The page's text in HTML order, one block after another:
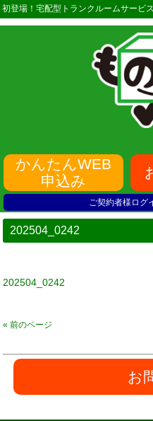
初登場！宅配型トランクルームサービス
かんたんWEB
申込み
ご契約者様ログ
202504_0242
202504_0242
« 前のページ
お